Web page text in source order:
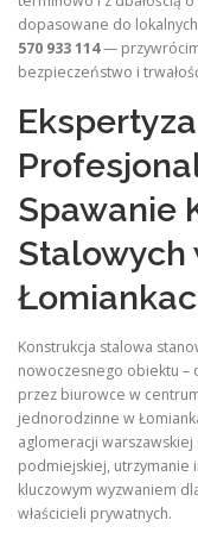
dopasowane do
570 933 114—
bezpieczeństwo i
Spawanie
Stalowych
Konstrukcja stalowa
nowoczesnego obiektu –
przez biurowce w
jednorodzinne w
aglomeracji warszawskiej
podmiejskiej, utrzymanie
kluczowym wyzwaniem
właścicieli prywatnych.